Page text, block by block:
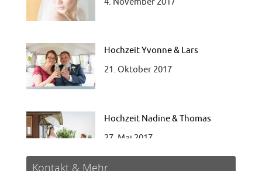
Hochzeit Yvonne & Lars
21. Oktober 2017
Hochzeit Nadine & Thomas
27. Mai 2017
Kontakt & Mehr